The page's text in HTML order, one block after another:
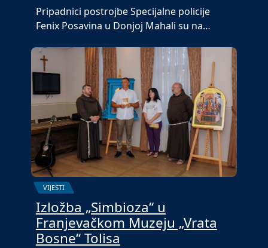
Pripadnici postrojbe Specijalne policije
Fenix Posavina u Donjoj Mahali su na…
VIJESTI
Izložba „Simbioza“ u
Franjevačkom Muzeju „Vrata
Bosne“ Tolisa